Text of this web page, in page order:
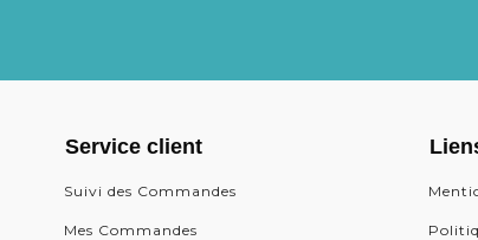
Service client
Suivi des Commandes
Mes Commandes